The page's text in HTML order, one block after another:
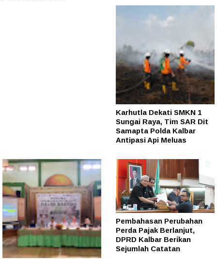
Karhutla Dekati SMKN 1
Sungai Raya, Tim SAR Dit
Samapta Polda Kalbar
Antipasi Api Meluas
Pembahasan Perubahan
Perda Pajak Berlanjut,
DPRD Kalbar Berikan
Sejumlah Catatan